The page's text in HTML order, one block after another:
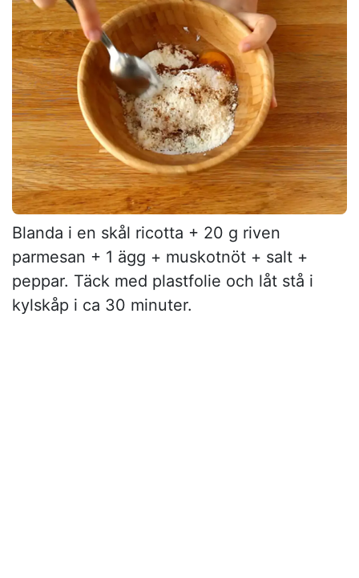
Blanda i en skål ricotta + 20 g riven
parmesan + 1 ägg + muskotnöt + salt +
peppar. Täck med plastfolie och låt stå i
kylskåp i ca 30 minuter.